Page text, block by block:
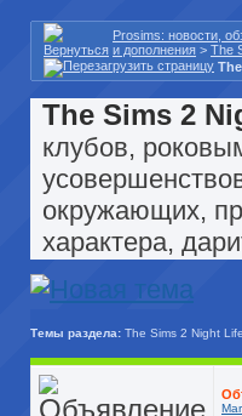
Prosims: новости,
и дополнения > The
The Sims 2
клубов,
окружающих,
характера,
Темы раздела: The Sims 2 Night Life